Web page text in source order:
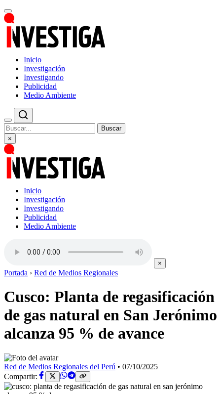
Inicio
Investigación
Investigando
Publicidad
Medio Ambiente
Buscar
×
Inicio
Investigación
Investigando
Publicidad
Medio Ambiente
×
Portada › Red de Medios Regionales
Cusco: Planta de regasificación
de gas natural en San Jerónimo
alcanza 95 % de avance
Red de Medios Regionales del Perú • 07/10/2025
Compartir: